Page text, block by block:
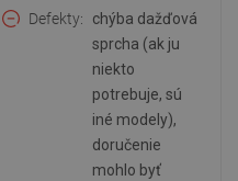
Defekty
chýba dažďová
sprcha (ak ju
niekto
potrebuje, sú
iné modely),
doručenie
mohlo byť